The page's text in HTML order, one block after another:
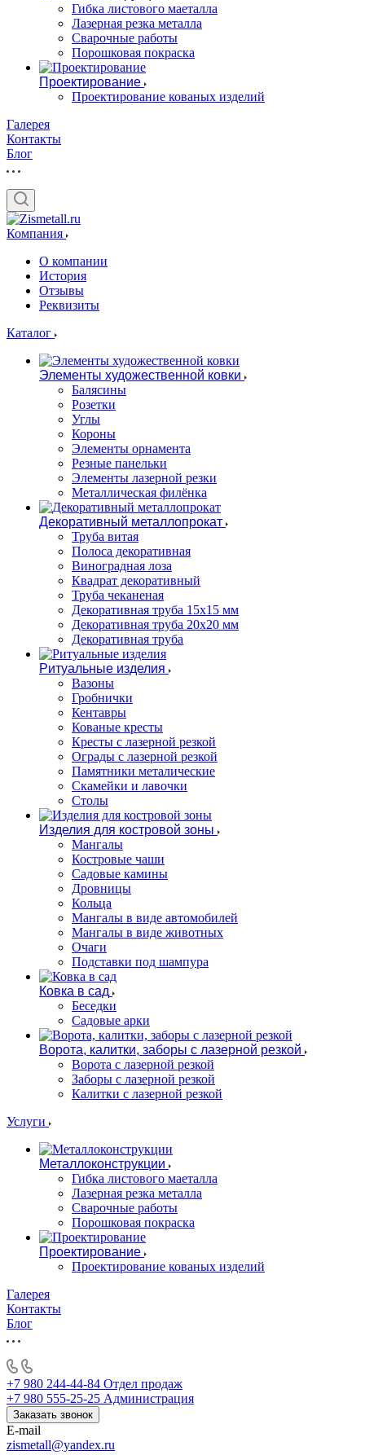
Гибка листового маеталла
Лазерная резка металла
Сварочные работы
Порошковая покраска
Проектирование
Проектирование кованых изделий
Галерея
Контакты
Блог
Компания
О компании
История
Отзывы
Реквизиты
Каталог
Элементы художественной ковки
Балясины
Розетки
Углы
Короны
Элементы орнамента
Резные панельки
Элементы лазерной резки
Металлическая филёнка
Декоративный металлопрокат
Труба витая
Полоса декоративная
Виноградная лоза
Квадрат декоративный
Труба чеканеная
Декоративная труба 15х15 мм
Декоративная труба 20х20 мм
Декоративная труба
Ритуальные изделия
Вазоны
Гробнички
Кентавры
Кованые кресты
Кресты с лазерной резкой
Ограды с лазерной резкой
Памятники металические
Скамейки и лавочки
Столы
Изделия для костровой зоны
Мангалы
Костровые чаши
Садовые камины
Дровницы
Кольца
Мангалы в виде автомобилей
Мангалы в виде животных
Очаги
Подставки под шампура
Ковка в сад
Беседки
Садовые арки
Ворота, калитки, заборы с лазерной резкой
Ворота с лазерной резкой
Заборы с лазерной резкой
Калитки с лазерной резкой
Услуги
Металлоконструкции
Гибка листового маеталла
Лазерная резка металла
Сварочные работы
Порошковая покраска
Проектирование
Проектирование кованых изделий
Галерея
Контакты
Блог
+7 980 244-44-84 Отдел продаж
+7 980 555-25-25 Администрация
Заказать звонок
E-mail
zismetall@yandex.ru